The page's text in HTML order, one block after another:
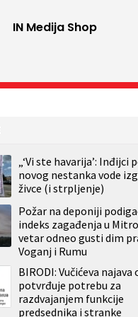
IN Medija Shop
„‘Vi ste havarija’: Inđijci
novog nestanka vode
živce (i strpljenje)
Požar na deponiji
indeks zagađenja u
vetar odneo gusti dim
Voganj i Rumu
BIRODI: Vučićeva najava
potvrđuje potrebu za
razdvajanjem funkcije
predsednika i stranke